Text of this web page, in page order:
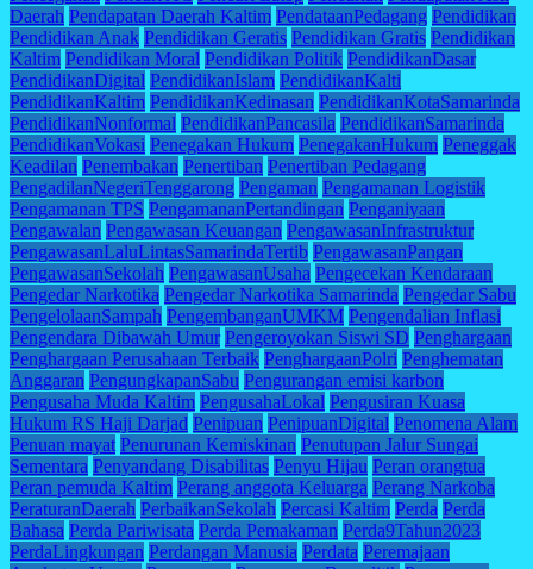
Daerah Pendapatan Daerah Kaltim PendataanPedagang Pendidikan
Pendidikan Anak Pendidikan Geratis Pendidikan Gratis Pendidikan
Kaltim Pendidikan Moral Pendidikan Politik PendidikanDasar
PendidikanDigital PendidikanIslam PendidikanKalti
PendidikanKaltim PendidikanKedinasan PendidikanKotaSamarinda
PendidikanNonformal PendidikanPancasila PendidikanSamarinda
PendidikanVokasi Penegakan Hukum PenegakanHukum Peneggak
Keadilan Penembakan Penertiban Penertiban Pedagang
PengadilanNegeriTenggarong Pengaman Pengamanan Logistik
Pengamanan TPS PengamananPertandingan Penganiyaan
Pengawalan Pengawasan Keuangan PengawasanInfrastruktur
PengawasanLaluLintasSamarindaTertib PengawasanPangan
PengawasanSekolah PengawasanUsaha Pengecekan Kendaraan
Pengedar Narkotika Pengedar Narkotika Samarinda Pengedar Sabu
PengelolaanSampah PengembanganUMKM Pengendalian Inflasi
Pengendara Dibawah Umur Pengeroyokan Siswi SD Penghargaan
Penghargaan Perusahaan Terbaik PenghargaanPolri Penghematan
Anggaran PengungkapanSabu Pengurangan emisi karbon
Pengusaha Muda Kaltim PengusahaLokal Pengusiran Kuasa
Hukum RS Haji Darjad Penipuan PenipuanDigital Penomena Alam
Penuan mayat Penurunan Kemiskinan Penutupan Jalur Sungai
Sementara Penyandang Disabilitas Penyu Hijau Peran orangtua
Peran pemuda Kaltim Perang anggota Keluarga Perang Narkoba
PeraturanDaerah PerbaikanSekolah Percasi Kaltim Perda Perda
Bahasa Perda Pariwisata Perda Pemakaman Perda9Tahun2023
PerdaLingkungan Perdangan Manusia Perdata Peremajaan